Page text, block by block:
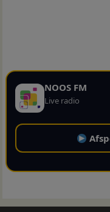
NOOS FM
Live radio